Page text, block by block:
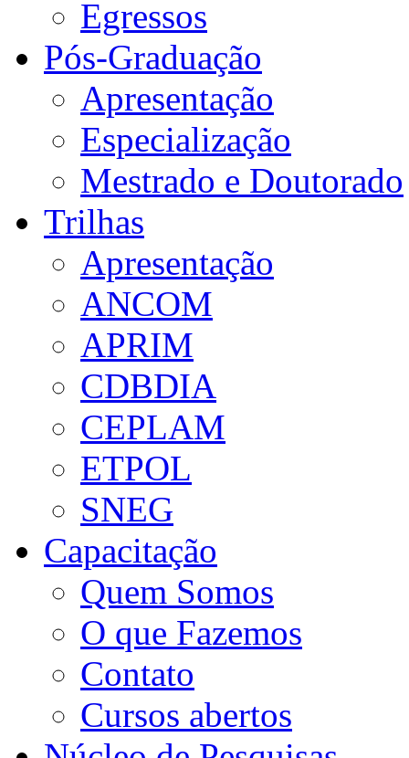
Egressos
Pós-Graduação
Apresentação
Especialização
Mestrado e Doutorado
Trilhas
Apresentação
ANCOM
APRIM
CDBDIA
CEPLAM
ETPOL
SNEG
Capacitação
Quem Somos
O que Fazemos
Contato
Cursos abertos